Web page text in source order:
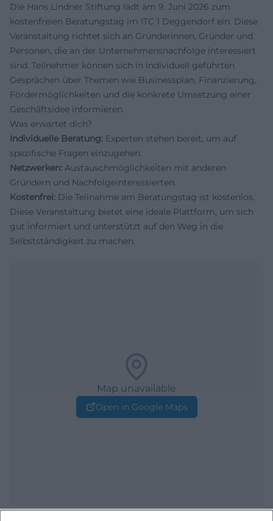
Die Hans Lindner Stiftung lädt am 9. Juni 2026 zum
kostenfreien Beratungstag im ITC 1 Deggendorf ein. Diese
Veranstaltung richtet sich an Gründerinnen, Gründer und
Personen, die an der Unternehmensnachfolge interessiert
sind. Teilnehmer können sich in individuell geführten
Gesprächen über Themen wie Businessplan, Finanzierung,
Fördermöglichkeiten und die konkrete Umsetzung einer
Geschäftsidee informieren.
Was erwartet dich?
Individuelle Beratung: Experten stehen bereit, um auf
spezifische Fragen einzugehen.
Netzwerken: Austauschmöglichkeiten mit anderen
Gründern und Nachfolgeinteressierten.
Kostenfrei: Die Teilnahme am Beratungstag ist kostenlos.
Diese Veranstaltung bietet eine ideale Plattform, um sich
gut informiert und unterstützt auf den Weg in die
Selbstständigkeit zu machen.
Map unavailable
Open in Google Maps